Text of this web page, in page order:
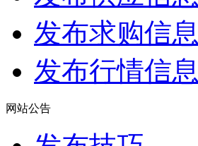
发布求购信息
发布行情信息
网站公告